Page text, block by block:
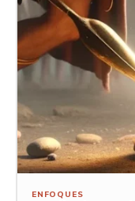
ENFOQUES